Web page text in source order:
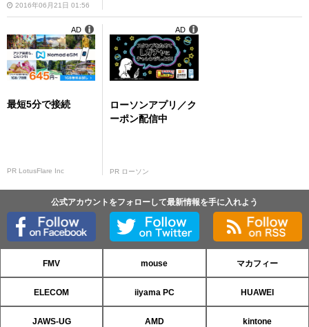
2016年06月21日 01:56
最短5分で接続
PR LotusFlare Inc
AD
ローソンアプリ／ク
ーポン配信中
PR ローソン
AD
公式アカウントをフォローして最新情報を手に入れよう
FMV mouse マカフィー
ELECOM iiyama PC HUAWEI
JAWS-UG AMD kintone